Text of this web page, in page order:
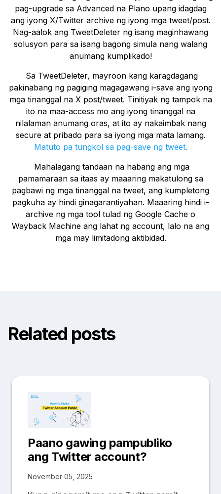
pag-upgrade sa Advanced na Plano upang idagdag
ang iyong X/Twitter archive ng iyong mga tweet/post.
Nag-aalok ang TweetDeleter ng isang maginhawang
solusyon para sa isang bagong simula nang walang
anumang kumplikado!
Sa TweetDeleter, mayroon kang karagdagang
pakinabang ng pagiging magagawang i-save ang iyong
mga tinanggal na X post/tweet. Tinitiyak ng tampok na
ito na maa-access mo ang iyong tinanggal na
nilalaman anumang oras, at ito ay nakaimbak nang
secure at pribado para sa iyong mga mata lamang.
Matuto pa tungkol sa pag-save ng tweet.
Mahalagang tandaan na habang ang mga
pamamaraan sa itaas ay maaaring makatulong sa
pagbawi ng mga tinanggal na tweet, ang kumpletong
pagkuha ay hindi ginagarantiyahan. Maaaring hindi i-
archive ng mga tool tulad ng Google Cache o
Wayback Machine ang lahat ng account, lalo na ang
mga may limitadong aktibidad.
Related posts
Paano gawing pampubliko
ang Twitter account?
November 05, 2025